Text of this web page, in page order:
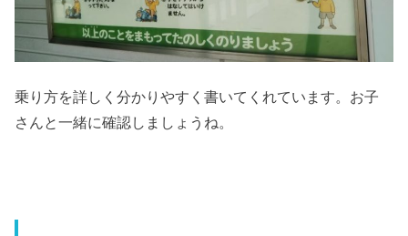
乗り方を詳しく分かりやすく書いてくれています。お子
さんと一緒に確認しましょうね。